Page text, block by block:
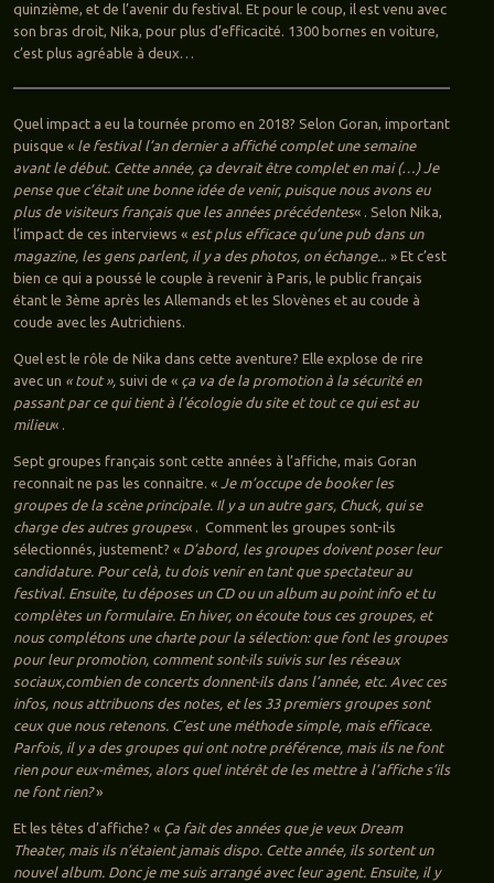
quinzième, et de l’avenir du festival. Et pour le coup, il est venu avec
son bras droit, Nika, pour plus d’efficacité. 1300 bornes en voiture,
c’est plus agréable à deux…
Quel impact a eu la tournée promo en 2018? Selon Goran, important
puisque « le festival l’an dernier a affiché complet une semaine
avant le début. Cette année, ça devrait être complet en mai (…) Je
pense que c’était une bonne idée de venir, puisque nous avons eu
plus de visiteurs français que les années précédentes« . Selon Nika,
l’impact de ces interviews « est plus efficace qu’une pub dans un
magazine, les gens parlent, il y a des photos, on échange... » Et c’est
bien ce qui a poussé le couple à revenir à Paris, le public français
étant le 3ème après les Allemands et les Slovènes et au coude à
coude avec les Autrichiens.
Quel est le rôle de Nika dans cette aventure? Elle explose de rire
avec un « tout »,suivi de « ça va de la promotion à la sécurité en
passant par ce qui tient à l’écologie du site et tout ce qui est au
milieu« .
Sept groupes français sont cette années à l’affiche, mais Goran
reconnait ne pas les connaitre. « Je m’occupe de booker les
groupes de la scène principale. Il y a un autre gars, Chuck, qui se
charge des autres groupes« . Comment les groupes sont-ils
sélectionnés, justement? « D’abord, les groupes doivent poser leur
candidature. Pour celà, tu dois venir en tant que spectateur au
festival. Ensuite, tu déposes un CD ou un album au point info et tu
complètes un formulaire. En hiver, on écoute tous ces groupes, et
nous complétons une charte pour la sélection: que font les groupes
pour leur promotion, comment sont-ils suivis sur les réseaux
sociaux,combien de concerts donnent-ils dans l’année, etc. Avec ces
infos, nous attribuons des notes, et les 33 premiers groupes sont
ceux que nous retenons. C’est une méthode simple, mais efficace.
Parfois, il y a des groupes qui ont notre préférence, mais ils ne font
rien pour eux-mêmes, alors quel intérêt de les mettre à l’affiche s’ils
ne font rien?»
Et les têtes d’affiche? « Ça fait des années que je veux Dream
Theater, mais ils n’étaient jamais dispo. Cette année, ils sortent un
nouvel album. Donc je me suis arrangé avec leur agent. Ensuite, il y